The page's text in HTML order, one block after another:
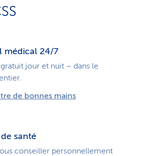
médical 24/7
jour et nuit – dans le
de bonnes mains
santé
conseiller personnellement